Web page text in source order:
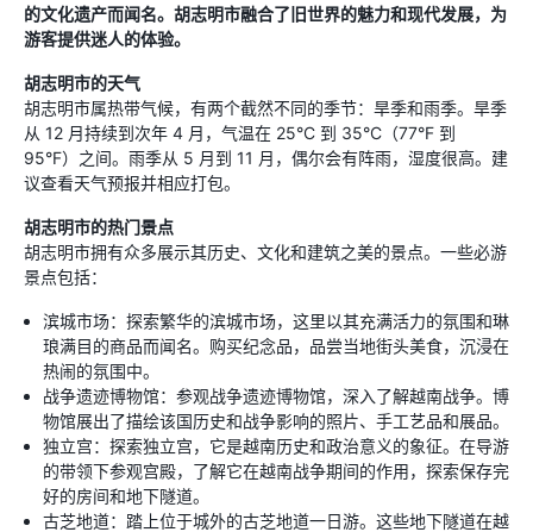
的文化遗产而闻名。胡志明市融合了旧世界的魅力和现代发展，为
游客提供迷人的体验。
胡志明市的天气
胡志明市属热带气候，有两个截然不同的季节：旱季和雨季。旱季
从 12 月持续到次年 4 月，气温在 25°C 到 35°C（77°F 到
95°F）之间。雨季从 5 月到 11 月，偶尔会有阵雨，湿度很高。建
议查看天气预报并相应打包。
胡志明市的热门景点
胡志明市拥有众多展示其历史、文化和建筑之美的景点。一些必游
景点包括：
滨城市场：探索繁华的滨城市场，这里以其充满活力的氛围和琳
琅满目的商品而闻名。购买纪念品，品尝当地街头美食，沉浸在
热闹的氛围中。
战争遗迹博物馆：参观战争遗迹博物馆，深入了解越南战争。博
物馆展出了描绘该国历史和战争影响的照片、手工艺品和展品。
独立宫：探索独立宫，它是越南历史和政治意义的象征。在导游
的带领下参观宫殿，了解它在越南战争期间的作用，探索保存完
好的房间和地下隧道。
古芝地道：踏上位于城外的古芝地道一日游。这些地下隧道在越